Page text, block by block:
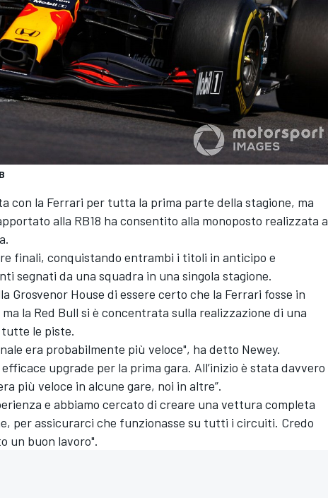
con la Ferrari per tutta la prima parte della stagione, ma
alla RB18 ha consentito alla monoposto realizzata a
finali, conquistando entrambi i titoli in anticipo e
segnati da una squadra in una singola stagione.
Grosvenor House di essere certo che la Ferrari fosse in
la Red Bull si è concentrata sulla realizzazione di una
le piste.
era probabilmente più veloce", ha detto Newey.
upgrade per la prima gara. All’inizio è stata davvero
più veloce in alcune gare, noi in altre”.
e abbiamo cercato di creare una vettura completa
per assicurarci che funzionasse su tutti i circuiti. Credo
un buon lavoro".